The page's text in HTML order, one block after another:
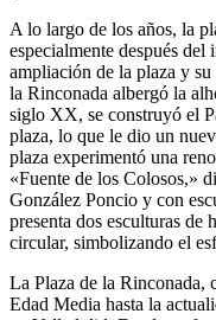
A lo largo de los años, la
especialmente después
ampliación de la plaza y
la Rinconada albergó la
siglo XX, se construyó el
plaza, lo que le dio un
plaza experimentó una
«Fuente de los Colosos,»
González Poncio y con
presenta dos esculturas de
circular, simbolizando el
La Plaza de la Rinconada,
Edad Media hasta la